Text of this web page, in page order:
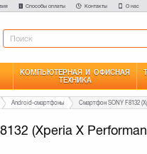
Способы оплаты Контакты О нас
КОМПЬЮТЕРНАЯ И ОФИСНАЯ
ТЕХНИКА
Android-смартфоны
(Xperia X